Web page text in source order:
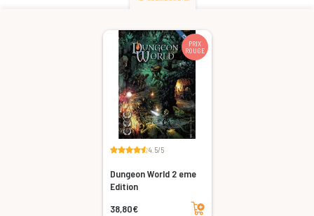
PRIX
ROUGE
4.5/5
Dungeon World 2 eme
Edition
38,80€
Ajouter au panier